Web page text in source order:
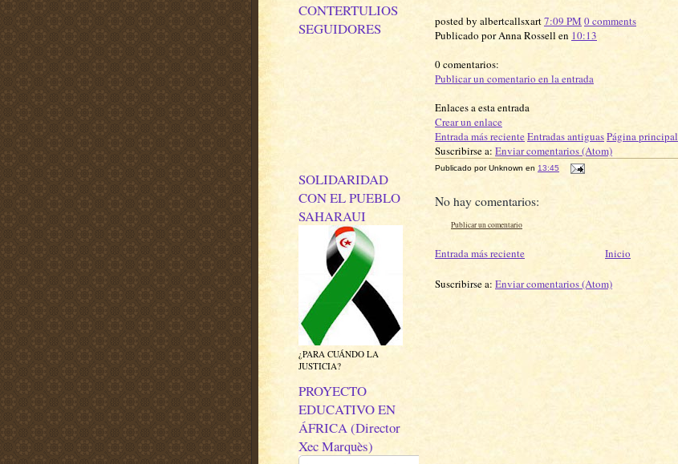
CONTERTULIOS
SEGUIDORES
SOLIDARIDAD
CON EL PUEBLO
SAHARAUI
¿PARA CUÁNDO LA
JUSTICIA?
PROYECTO
EDUCATIVO EN
ÁFRICA (Director
Xec Marquès)
posted by albertcallsxart7:09 PM 0 comments
Publicado por Anna Rossell en 10:13
0 comentarios:
Publicar un comentario en la entrada
Enlaces a esta entrada
Crear un enlace
Entrada más recienteEntradas antiguasPágina principal
Suscribirse a: Enviar comentarios (Atom)
Publicado porUnknown en 13:45
No hay comentarios:
Publicar un comentario
Entrada más reciente Inicio
Suscribirse a: Enviar comentarios (Atom)